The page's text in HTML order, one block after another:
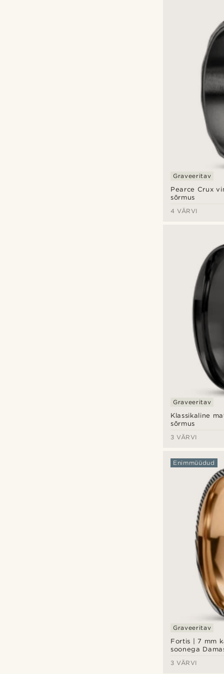
Pearce Crux
sõrmus
Graveeritav
4 VÄRVI
Klassikaline
sõrmus
Graveeritav
3 VÄRVI
Fortis | 7 mm
soonega
titaaniga
Enimmüüdud
Graveeritav
3 VÄRVI